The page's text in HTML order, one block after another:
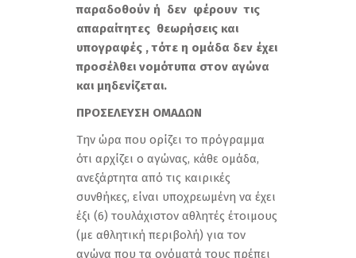
παραδοθούν ή δεν φέρουν τις
απαραίτητες θεωρήσεις και
υπογραφές , τότε η ομάδα δεν έχει
προσέλθει νομότυπα στον αγώνα
και μηδενίζεται.
ΠΡΟΣΕΛΕΥΣΗ ΟΜΑΔΩΝ
Την ώρα που ορίζει το πρόγραμμα
ότι αρχίζει ο αγώνας, κάθε ομάδα,
ανεξάρτητα από τις καιρικές
συνθήκες, είναι υποχρεωμένη να έχει
έξι (6) τουλάχιστον αθλητές έτοιμους
(με αθλητική περιβολή) για τον
αγώνα που τα ονόματά τους πρέπει